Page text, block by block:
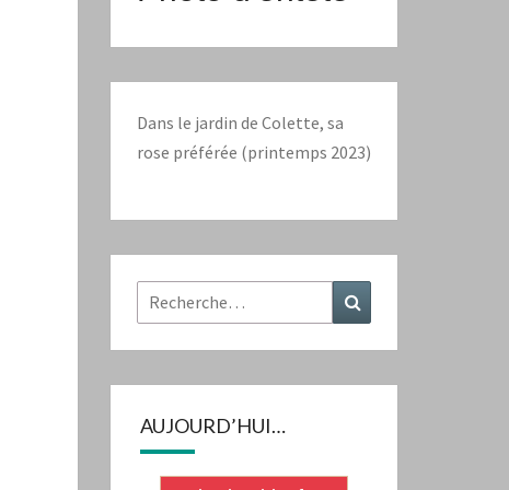
Dans le jardin de Colette, sa
rose préférée (printemps 2023)
Rechercher :
AUJOURD’HUI…